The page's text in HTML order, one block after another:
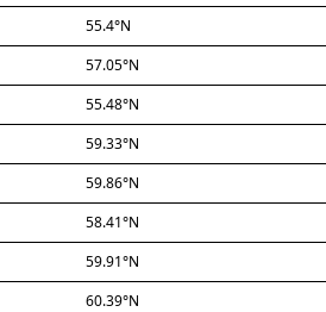
55.4°N
57.05°N
55.48°N
59.33°N
59.86°N
58.41°N
59.91°N
60.39°N